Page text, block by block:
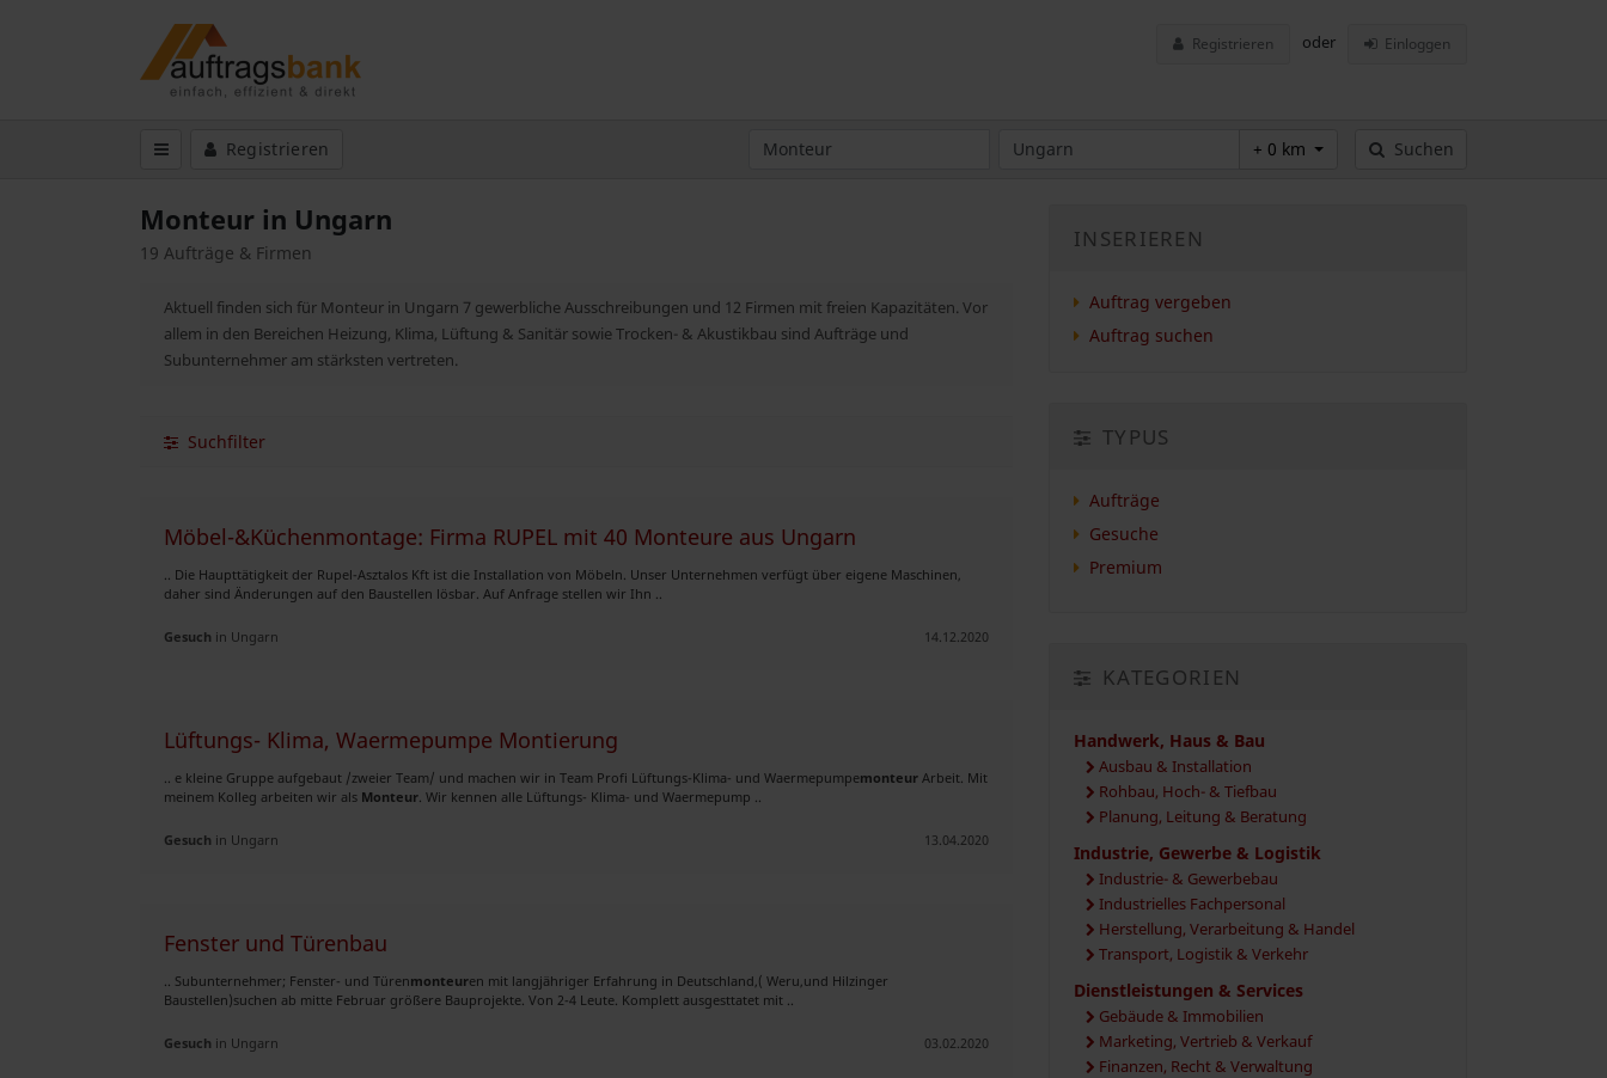
Registrieren oder Einloggen
Registrieren + 0 km Suchen
Monteur in Ungarn
19 Aufträge & Firmen
Aktuell finden sich für Monteur in Ungarn 7 gewerbliche Ausschreibungen und 12 Firmen mit freien Kapazitäten. Vor
allem in den Bereichen Heizung, Klima, Lüftung & Sanitär sowie Trocken- & Akustikbau sind Aufträge und
Subunternehmer am stärksten vertreten.
Suchfilter
Möbel-&Küchenmontage: Firma RUPEL mit 40 Monteure aus Ungarn
.. Die Haupttätigkeit der Rupel-Asztalos Kft ist die Installation von Möbeln. Unser Unternehmen verfügt über eigene Maschinen,
daher sind Änderungen auf den Baustellen lösbar. Auf Anfrage stellen wir Ihn ..
Gesuch in Ungarn 14.12.2020
Lüftungs- Klima, Waermepumpe Montierung
.. e kleine Gruppe aufgebaut /zweier Team/ und machen wir in Team Profi Lüftungs-Klima- und Waermepumpemonteur Arbeit. Mit
meinem Kolleg arbeiten wir als Monteur . Wir kennen alle Lüftungs- Klima- und Waermepump ..
Gesuch in Ungarn 13.04.2020
Fenster und Türenbau
.. Subunternehmer; Fenster- und Türenmonteuren mit langjähriger Erfahrung in Deutschland,( Weru,und Hilzinger
Baustellen)suchen ab mitte Februar größere Bauprojekte. Von 2-4 Leute. Komplett ausgesttatet mit ..
Gesuch in Ungarn 03.02.2020
INSERIEREN
Auftrag vergeben
Auftrag suchen
TYPUS
Aufträge
Gesuche
Premium
KATEGORIEN
Handwerk, Haus & Bau
Ausbau & Installation
Rohbau, Hoch- & Tiefbau
Planung, Leitung & Beratung
Industrie, Gewerbe & Logistik
Industrie- & Gewerbebau
Industrielles Fachpersonal
Herstellung, Verarbeitung & Handel
Transport, Logistik & Verkehr
Dienstleistungen & Services
Gebäude & Immobilien
Marketing, Vertrieb & Verkauf
Finanzen, Recht & Verwaltung